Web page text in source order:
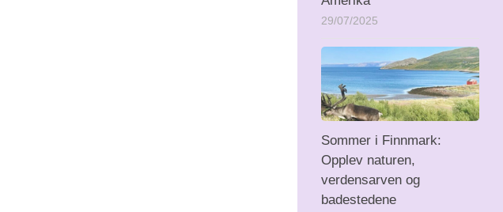
29/07/2025
Sommer i Finnmark:
Opplev naturen,
verdensarven og
badestedene